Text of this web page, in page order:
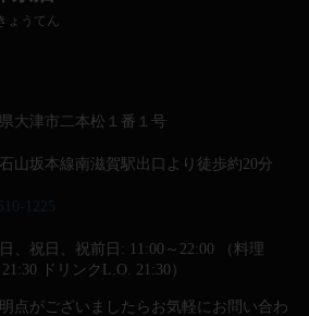
ょうてん
大津市二本松１番１号
山坂本線南滋賀駅出口より徒歩約20分
1225
、祝日、祝前日: 11:00～22:00 （料理
ドリンクL.O. 21:30）
点がございましたらお気軽にお問い合わ